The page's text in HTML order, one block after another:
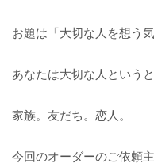
お題は「大切な人を想う気
あなたは大切な人という
家族。友だち。恋人。
今回のオーダーのご依頼